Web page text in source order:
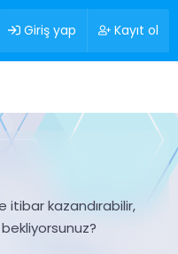
Giriş yap Kayıt ol
itibar kazandırabilir,